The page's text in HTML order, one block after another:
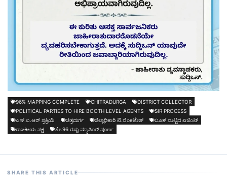
96% MAPPING COMPLETE CHITRADURGA
DISTRICT COLLECTOR
POLITICAL PARTIES TO HIRE BOOTH LEVEL AGENTS
SIR PROCESS
ಎಸ್.ಐ.ಆರ್ ಪ್ರಕ್ರಿಯೆ
ಚಿತ್ರದುರ್ಗ ಜಿಲ್ಲಾಧಿಕಾರಿ ಟಿ.ವೆಂಕಟೇಶ್
ಬೂತ್ ಮಟ್ಟದ ಏಜೆಂಟ್‌
ರಾಜಕೀಯ ಪಕ್ಷ
ಶೇ.96 ರಷ್ಟು ಮ್ಯಾಪಿಂಗ್ ಪೂರ್ಣ
SHARE THIS ARTICLE